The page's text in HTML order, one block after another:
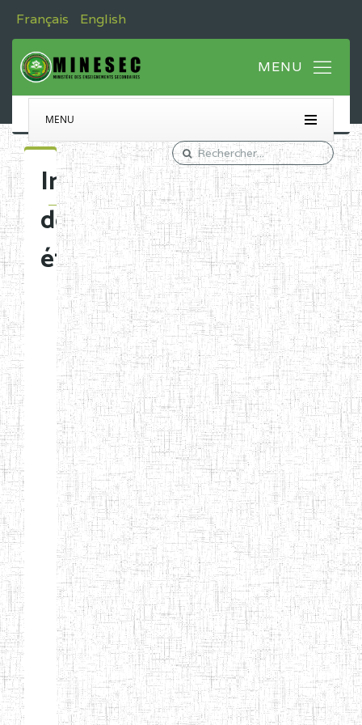
Français English
MENU
Immatriculation
des
établissements
Etablissements
d'enseignement
normal
ENI
Chercher:
Effacer les filtres
Denomination
Type